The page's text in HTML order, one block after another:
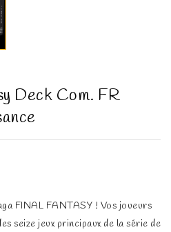
Deck Com. FR
FINAL FANTASY ! Vos joueurs
seize jeux principaux de la série de